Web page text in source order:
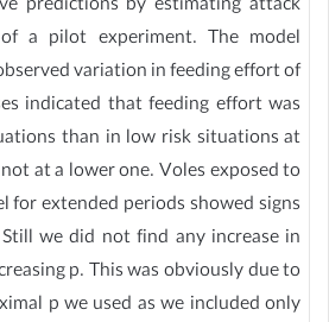
predictions by estimating attack
a pilot experiment. The model
variation in feeding effort of
indicated that feeding effort was
than in low risk situations at
at a lower one. Voles exposed to
for extended periods showed signs
we did not find any increase in
p. This was obviously due to
p we used as we included only